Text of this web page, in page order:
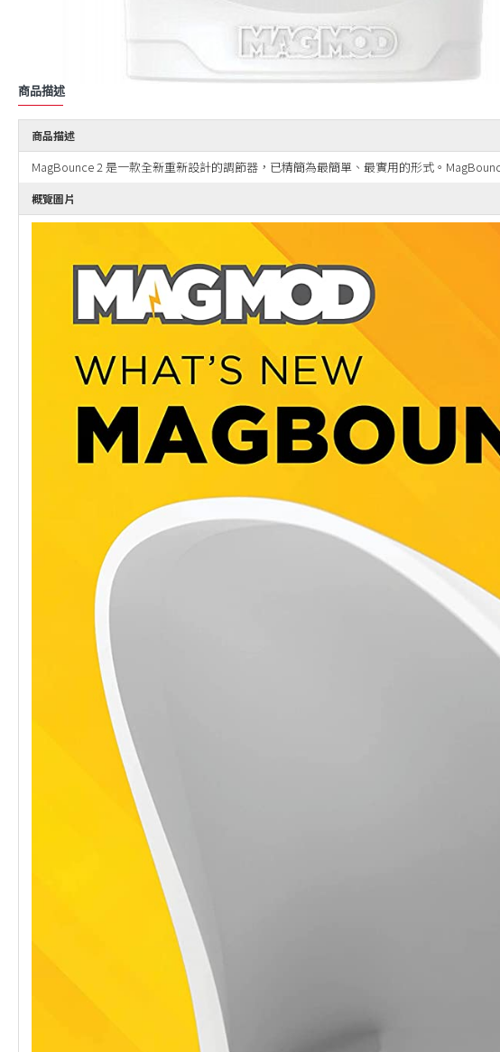
商品描述
商品描述
MagBounce 2 是一款全新重新設計的調節器，已精簡為最簡單、最實用的形式。
概覽圖片